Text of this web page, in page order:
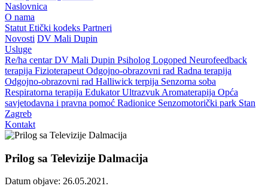
Naslovnica
O nama
Statut Etički kodeks Partneri
Novosti DV Mali Dupin
Usluge
Re/ha centarDV Mali Dupin Psiholog Logoped Neurofeedback
terapija Fizioterapeut Odgojno-obrazovni rad Radna terapija
Odgojno-obrazovni rad Halliwick terpija Senzorna soba
Respiratorna terapija EdukatorUltrazvuk Aromaterapija Opća
savjetodavna i pravna pomoć Radionice Senzomotorički park Stan
Zagreb
Kontakt
Prilog sa Televizije Dalmacija
Datum objave: 26.05.2021.